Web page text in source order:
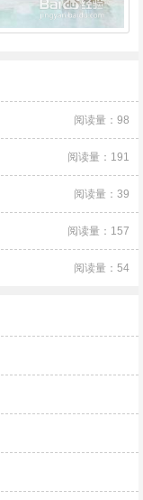
阅读量：98
阅读量：191
阅读量：39
阅读量：157
阅读量：54